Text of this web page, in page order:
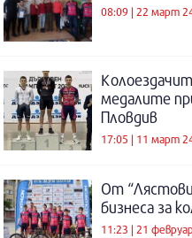
08:09 | 22 март
медалите
Пловдив
17:05 | 11 март
От
бизнеса за
11:23 | 21